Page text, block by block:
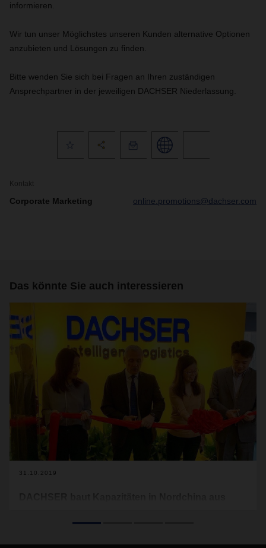
informieren.
Wir tun unser Möglichstes unseren Kunden alternative Optionen
anzubieten und Lösungen zu finden.
Bitte wenden Sie sich bei Fragen an Ihren zuständigen
Ansprechpartner in der jeweiligen DACHSER Niederlassung.
Kontakt
Corporate Marketing online.promotions@dachser.com
Das könnte Sie auch interessieren
31.10.2019